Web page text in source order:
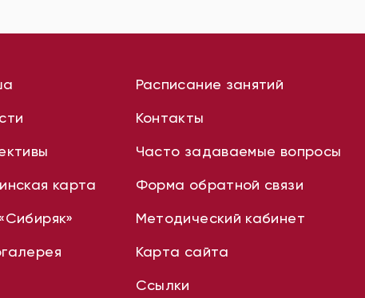
карта
Расписание занятий
Контакты
Часто задаваемые вопросы
Форма обратной связи
Методический кабинет
Карта сайта
Ссылки